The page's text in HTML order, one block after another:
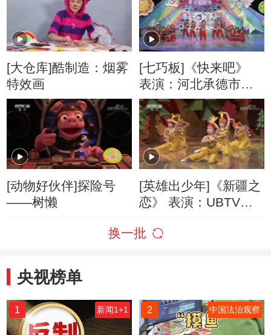
[大仓库]酷制造：烟雾
特效画
[七巧板]《快来吧》
表演：河北承德市围
场政府幼儿园
[动物好伙伴]探险号
——树懒
[英雄出少年]《新疆之
恋》 表演：UBTV小
中心
换一批
央视榜单
1 新闻1+1 2 中国法治观察